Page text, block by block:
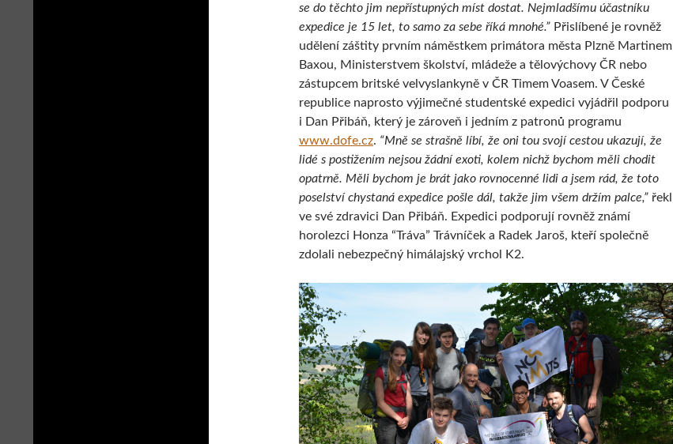
se do těchto jim nepřístupných míst dostat. Nejmladšímu účastníku
expedice je 15 let, to samo za sebe říká mnohé.” Přislíbené je rovněž
udělení záštity prvním náměstkem primátora města Plzně Martinem
Baxou, Ministerstvem školství, mládeže a tělovýchovy ČR nebo
zástupcem britské velvyslankyně v ČR Timem Voasem. V České
republice naprosto výjimečné studentské expedici vyjádřil podporu
i Dan Přibáň, který je zároveň i jedním z patronů programu
www.dofe.cz. “Mně se strašně líbí, že oni tou svojí cestou ukazují, že
lidé s postižením nejsou žádní exoti, kolem nichž bychom měli chodit
opatrně. Měli bychom je brát jako rovnocenné lidi a jsem rád, že toto
poselství chystaná expedice pošle dál, takže jim všem držím palce,” řekl
ve své zdravici Dan Přibáň. Expedici podporují rovněž známí
horolezci Honza “Tráva” Trávníček a Radek Jaroš, kteří společně
zdolali nebezpečný himálajský vrchol K2.